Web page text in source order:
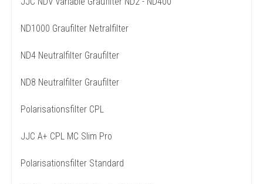
ND1000 Graufilter Netralfilter
ND4 Neutralfilter Graufilter
ND8 Neutralfilter Graufilter
Polarisationsfilter CPL
JJC A+ CPL MC Slim Pro
Polarisationsfilter Standard